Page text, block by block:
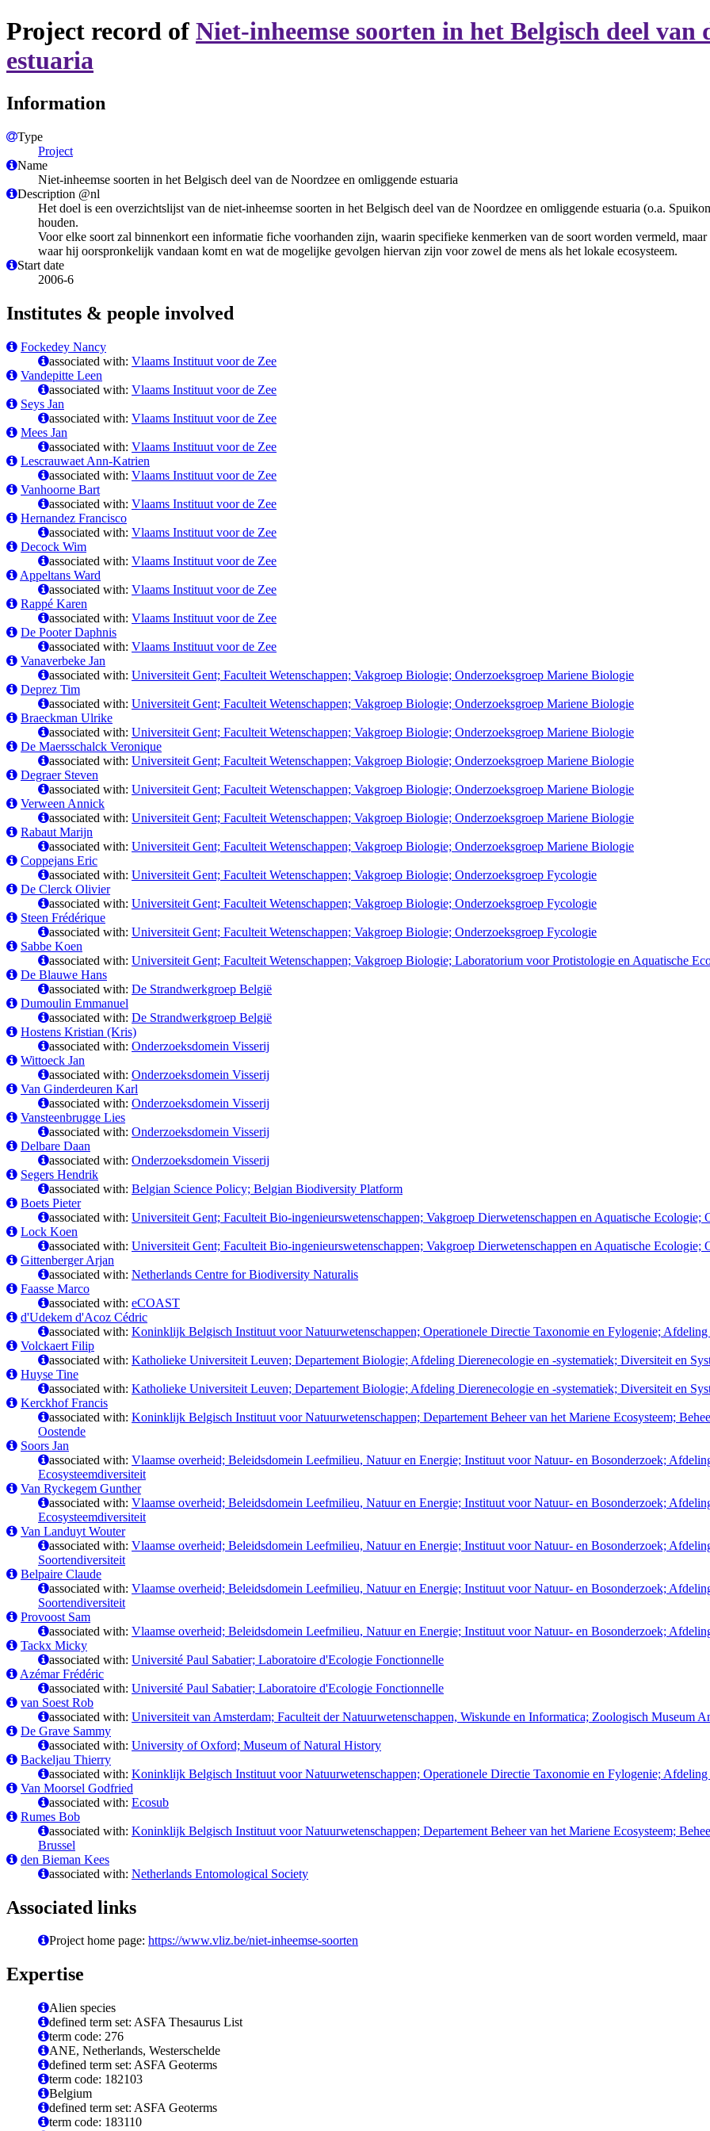
Project record of Niet-inheemse soorten in het Belgisch deel van
estuaria
Information
Type
Project
Name
Niet-inheemse soorten in het Belgisch deel van de Noordzee en omliggende estuaria
Description @nl
Het doel is een overzichtslijst van de niet-inheemse soorten in het Belgisch deel van de Noordzee en omliggende estuaria (o.a.
houden.
Voor elke soort zal binnenkort een informatie fiche voorhanden zijn, waarin specifieke kenmerken van de soort worden vermeld,
waar hij oorspronkelijk vandaan komt en wat de mogelijke gevolgen hiervan zijn voor zowel de mens als het lokale ecosysteem.
Start date
2006-6
Institutes & people involved
Fockedey Nancy
associated with: Vlaams Instituut voor de Zee
Vandepitte Leen
associated with: Vlaams Instituut voor de Zee
Seys Jan
associated with: Vlaams Instituut voor de Zee
Mees Jan
associated with: Vlaams Instituut voor de Zee
Lescrauwaet Ann-Katrien
associated with: Vlaams Instituut voor de Zee
Vanhoorne Bart
associated with: Vlaams Instituut voor de Zee
Hernandez Francisco
associated with: Vlaams Instituut voor de Zee
Decock Wim
associated with: Vlaams Instituut voor de Zee
Appeltans Ward
associated with: Vlaams Instituut voor de Zee
Rappé Karen
associated with: Vlaams Instituut voor de Zee
De Pooter Daphnis
associated with: Vlaams Instituut voor de Zee
Vanaverbeke Jan
associated with: Universiteit Gent; Faculteit Wetenschappen; Vakgroep Biologie; Onderzoeksgroep Mariene Biologie
Deprez Tim
associated with: Universiteit Gent; Faculteit Wetenschappen; Vakgroep Biologie; Onderzoeksgroep Mariene Biologie
Braeckman Ulrike
associated with: Universiteit Gent; Faculteit Wetenschappen; Vakgroep Biologie; Onderzoeksgroep Mariene Biologie
De Maersschalck Veronique
associated with: Universiteit Gent; Faculteit Wetenschappen; Vakgroep Biologie; Onderzoeksgroep Mariene Biologie
Degraer Steven
associated with: Universiteit Gent; Faculteit Wetenschappen; Vakgroep Biologie; Onderzoeksgroep Mariene Biologie
Verween Annick
associated with: Universiteit Gent; Faculteit Wetenschappen; Vakgroep Biologie; Onderzoeksgroep Mariene Biologie
Rabaut Marijn
associated with: Universiteit Gent; Faculteit Wetenschappen; Vakgroep Biologie; Onderzoeksgroep Mariene Biologie
Coppejans Eric
associated with: Universiteit Gent; Faculteit Wetenschappen; Vakgroep Biologie; Onderzoeksgroep Fycologie
De Clerck Olivier
associated with: Universiteit Gent; Faculteit Wetenschappen; Vakgroep Biologie; Onderzoeksgroep Fycologie
Steen Frédérique
associated with: Universiteit Gent; Faculteit Wetenschappen; Vakgroep Biologie; Onderzoeksgroep Fycologie
Sabbe Koen
associated with: Universiteit Gent; Faculteit Wetenschappen; Vakgroep Biologie; Laboratorium voor Protistologie en Aquatische
De Blauwe Hans
associated with: De Strandwerkgroep België
Dumoulin Emmanuel
associated with: De Strandwerkgroep België
Hostens Kristian (Kris)
associated with: Onderzoeksdomein Visserij
Wittoeck Jan
associated with: Onderzoeksdomein Visserij
Van Ginderdeuren Karl
associated with: Onderzoeksdomein Visserij
Vansteenbrugge Lies
associated with: Onderzoeksdomein Visserij
Delbare Daan
associated with: Onderzoeksdomein Visserij
Segers Hendrik
associated with: Belgian Science Policy; Belgian Biodiversity Platform
Boets Pieter
associated with: Universiteit Gent; Faculteit Bio-ingenieurswetenschappen; Vakgroep Dierwetenschappen en Aquatische Ecologie;
Lock Koen
associated with: Universiteit Gent; Faculteit Bio-ingenieurswetenschappen; Vakgroep Dierwetenschappen en Aquatische Ecologie;
Gittenberger Arjan
associated with: Netherlands Centre for Biodiversity Naturalis
Faasse Marco
associated with: eCOAST
d'Udekem d'Acoz Cédric
associated with: Koninklijk Belgisch Instituut voor Natuurwetenschappen; Operationele Directie Taxonomie en Fylogenie; Afdeling
Volckaert Filip
associated with: Katholieke Universiteit Leuven; Departement Biologie; Afdeling Dierenecologie en -systematiek; Diversiteit en
Huyse Tine
associated with: Katholieke Universiteit Leuven; Departement Biologie; Afdeling Dierenecologie en -systematiek; Diversiteit en
Kerckhof Francis
associated with: Koninklijk Belgisch Instituut voor Natuurwetenschappen; Departement Beheer van het Mariene Ecosysteem;
Oostende
Soors Jan
associated with: Vlaamse overheid; Beleidsdomein Leefmilieu, Natuur en Energie; Instituut voor Natuur- en Bosonderzoek;
Ecosysteemdiversiteit
Van Ryckegem Gunther
associated with: Vlaamse overheid; Beleidsdomein Leefmilieu, Natuur en Energie; Instituut voor Natuur- en Bosonderzoek;
Ecosysteemdiversiteit
Van Landuyt Wouter
associated with: Vlaamse overheid; Beleidsdomein Leefmilieu, Natuur en Energie; Instituut voor Natuur- en Bosonderzoek;
Soortendiversiteit
Belpaire Claude
associated with: Vlaamse overheid; Beleidsdomein Leefmilieu, Natuur en Energie; Instituut voor Natuur- en Bosonderzoek;
Soortendiversiteit
Provoost Sam
associated with: Vlaamse overheid; Beleidsdomein Leefmilieu, Natuur en Energie; Instituut voor Natuur- en Bosonderzoek;
Tackx Micky
associated with: Université Paul Sabatier; Laboratoire d'Ecologie Fonctionnelle
Azémar Frédéric
associated with: Université Paul Sabatier; Laboratoire d'Ecologie Fonctionnelle
van Soest Rob
associated with: Universiteit van Amsterdam; Faculteit der Natuurwetenschappen, Wiskunde en Informatica; Zoologisch Museum
De Grave Sammy
associated with: University of Oxford; Museum of Natural History
Backeljau Thierry
associated with: Koninklijk Belgisch Instituut voor Natuurwetenschappen; Operationele Directie Taxonomie en Fylogenie;
Van Moorsel Godfried
associated with: Ecosub
Rumes Bob
associated with: Koninklijk Belgisch Instituut voor Natuurwetenschappen; Departement Beheer van het Mariene Ecosysteem;
Brussel
den Bieman Kees
associated with: Netherlands Entomological Society
Associated links
Project home page: https://www.vliz.be/niet-inheemse-soorten
Expertise
Alien species
defined term set: ASFA Thesaurus List
term code: 276
ANE, Netherlands, Westerschelde
defined term set: ASFA Geoterms
term code: 182103
Belgium
defined term set: ASFA Geoterms
term code: 183110